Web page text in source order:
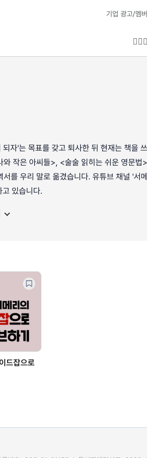
기업 광고/멤
자'는 목표를 갖고 퇴사한 뒤 현재는 책을
작은 아씨들>, <술술 읽히는 쉬운 영문법
를 우리 말로 옮겼습니다. 유튜브 채널 '
있습니다.
드잡으로